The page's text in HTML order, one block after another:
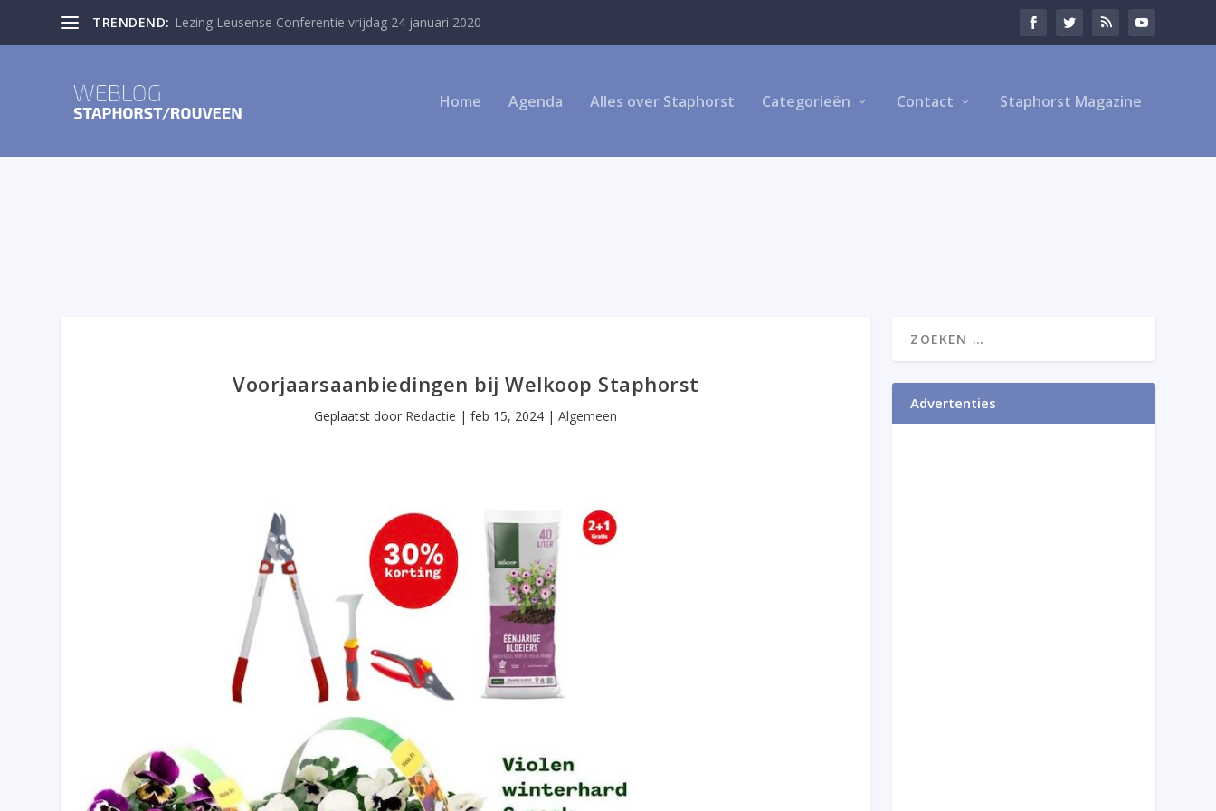
TRENDEND: Lezing Leusense Conferentie vrijdag 24 januari 2020
Home Agenda Alles over Staphorst Categorieën Contact Staphorst Magazine
Voorjaarsaanbiedingen bij Welkoop Staphorst
Geplaatst door Redactie |feb 15, 2024 |Algemeen
Advertenties